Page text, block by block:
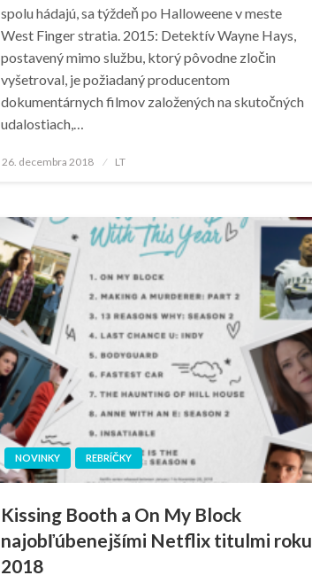
spolu hádajú, sa týždeň po Halloweene v meste
West Finger stratia. 2015: Detektív Wayne Hays,
postavený mimo službu, ktorý pôvodne zločin
vyšetroval, je požiadaný producentom
dokumentárnych filmov založených na skutočných
udalostiach,…
Posted
26. decembra 2018 LT
NOVINKY REBRÍČKY
Kissing Booth a On My Block
najobľúbenejšími Netflix titulmi roku
2018